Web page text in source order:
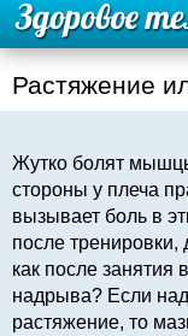
Растяжение
Жутко болят
стороны у плеча
вызывает боль в
после
как после занятия
надрыва? Если
растяжение, то